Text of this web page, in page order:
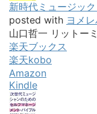
新時代ミュージッ
posted with ヨメ
山口哲一 リットー
楽天ブックス
楽天kobo
Amazon
Kindle